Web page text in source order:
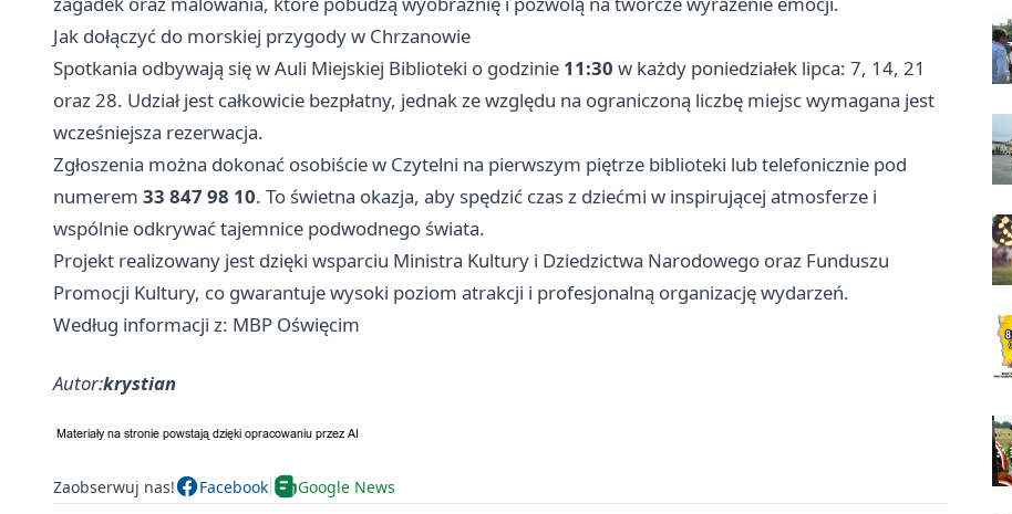
Jak dołączyć do morskiej przygody w Chrzanowie
Spotkania odbywają się w Auli Miejskiej Biblioteki o godzinie 11:30 w każdy poniedziałek lipca: 7, 14, 21
oraz 28. Udział jest całkowicie bezpłatny, jednak ze względu na ograniczoną liczbę miejsc wymagana jest
wcześniejsza rezerwacja.
Zgłoszenia można dokonać osobiście w Czytelni na pierwszym piętrze biblioteki lub telefonicznie pod
numerem 33 847 98 10. To świetna okazja, aby spędzić czas z dziećmi w inspirującej atmosferze i
wspólnie odkrywać tajemnice podwodnego świata.
Projekt realizowany jest dzięki wsparciu Ministra Kultury i Dziedzictwa Narodowego oraz Funduszu
Promocji Kultury, co gwarantuje wysoki poziom atrakcji i profesjonalną organizację wydarzeń.
Według informacji z: MBP Oświęcim
Autor:krystian
Zaobserwuj nas! Facebook Google News